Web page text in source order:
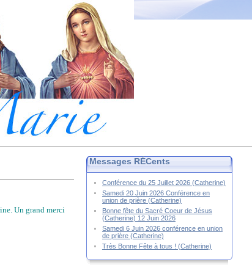
Un grand merci
Messages RÉCents
Conférence du 25 Juillet 2026 (Catherine)
Samedi 20 Juin 2026 Conférence en
union de prière (Catherine)
Bonne fête du Sacré Coeur de Jésus
(Catherine) 12 Juin 2026
Samedi 6 Juin 2026 conférence en union
de prière (Catherine)
Très Bonne Fête à tous ! (Catherine)